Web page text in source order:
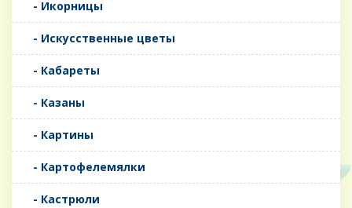
- Икорницы
- Искусственные цветы
- Кабареты
- Казаны
- Картины
- Картофелемялки
- Кастрюли